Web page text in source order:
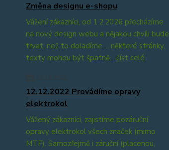
Změna designu e-shopu
Vážení zákazníci, od 1.2.2026 přecházíme
na nový design webu a nějakou chvíli bude
trvat, než to doladíme ... některé stránky,
texty mohou být špatně... číst celé
12.12.2022 Provádíme opravy
elektrokol
Vážený zákazníci, zajistíme pozáruční
opravy elektrokol všech značek (mimo
MTF). Samozřejmě i záruční (placenou,